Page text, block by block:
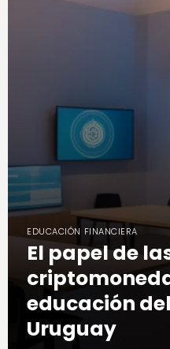
EDUCACIÓN FINANCIERA
El papel de
educación
Uruguay